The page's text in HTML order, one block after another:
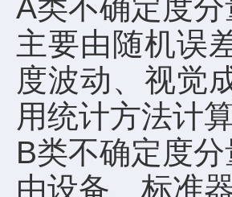
A类不确定度
主要由随机误
度波动、视觉
用统计方法计
B类不确定度
由设备、标准